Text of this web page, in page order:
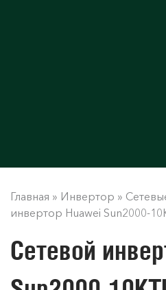
Главная » Инвертор »
инвертор Huawei Sun2000-
Сетевой